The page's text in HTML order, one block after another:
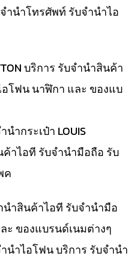
ำนำโทรศัพท์ รับจำนำไอ
บริการ รับจำนำสินค้า
โฟน นาฬิกา และ ของแบ
ำกระเป๋า LOUIS
ค้าไอที รับจำนำมือถือ รับ
ค
นำสินค้าไอที รับจำนำมือ
ะ ของแบรนด์เนมต่างๆ
นำไอโฟน บริการ รับจำนำ